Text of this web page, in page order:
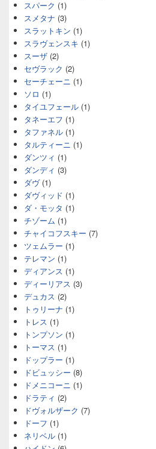
スパーク (1)
スメタナ (3)
スラットキン (1)
スラヴェンスキ (1)
スーザ (2)
セヴラック (2)
セーチェーニ (1)
ソロ (1)
タイユフェール (1)
タネーエフ (1)
タファネル (1)
タルティーニ (1)
ダンツィ (1)
ダンディ (3)
ダヴ(1)
ダヴィッド (1)
ダ・モッタ (1)
チゾーム (1)
チャイコフスキー (7)
ツェムラー (1)
テレマン (1)
ディアンス (1)
ディーリアス (3)
デュカス (2)
トゥリーナ (1)
トレス (1)
トンプソン (1)
トーマス (1)
ドップラー (1)
ドビュッシー (8)
ドメニコーニ (1)
ドラティ (2)
ドヴォルザーク (7)
ドーフ (1)
ネリベル (1)